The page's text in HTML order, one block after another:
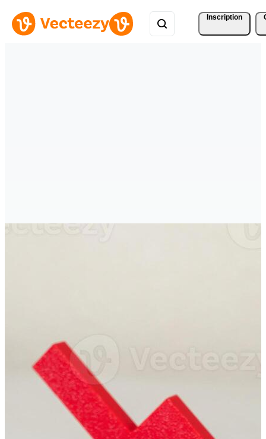
Inscription